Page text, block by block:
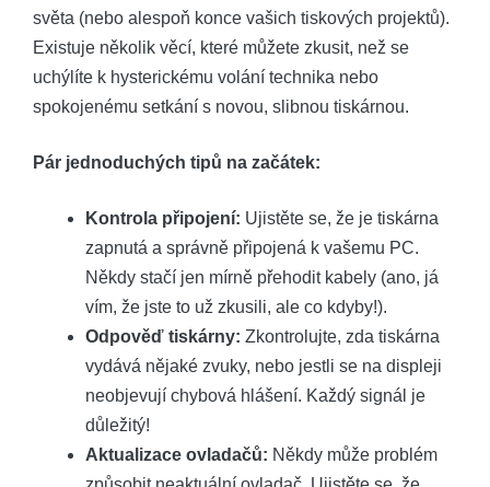
světa (nebo alespoň konce vašich tiskových projektů).
Existuje několik věcí, které můžete zkusit, než se
uchýlíte k hysterickému volání technika nebo
spokojenému setkání s novou, slibnou tiskárnou.
Pár jednoduchých tipů na začátek:
Kontrola připojení: Ujistěte se, že je tiskárna
zapnutá a správně připojená k vašemu PC.
Někdy stačí jen mírně přehodit kabely (ano, já
vím, že jste to už zkusili, ale co kdyby!).
Odpověď tiskárny: Zkontrolujte, zda tiskárna
vydává nějaké zvuky, nebo jestli se na displeji
neobjevují chybová hlášení. Každý signál je
důležitý!
Aktualizace ovladačů: Někdy může problém